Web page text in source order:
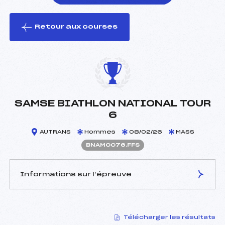
le ski
Retour aux courses
SAMSE BIATHLON NATIONAL TOUR
6
AUTRANS Hommes 08/02/26 MASS
BNAM0076.FFS
Informations sur l’épreuve
RIZZO YANN (MB)
Télécharger les résultats